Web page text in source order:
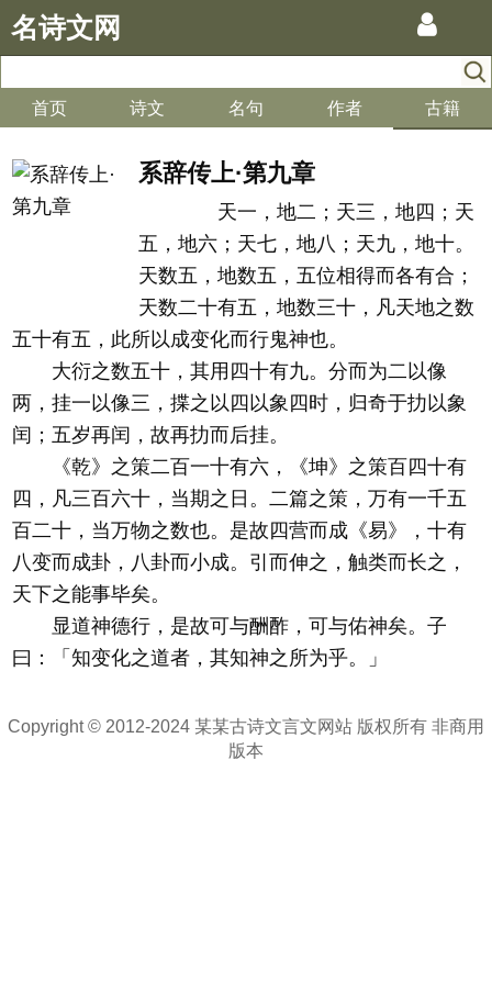
名诗文网
首页 诗文 名句 作者 古籍
系辞传上·第九章
天一，地二；天三，地四；天
五，地六；天七，地八；天九，地十。
天数五，地数五，五位相得而各有合；
天数二十有五，地数三十，凡天地之数
五十有五，此所以成变化而行鬼神也。
大衍之数五十，其用四十有九。分而为二以像
两，挂一以像三，揲之以四以象四时，归奇于扐以象
闰；五岁再闰，故再扐而后挂。
《乾》之策二百一十有六，《坤》之策百四十有
四，凡三百六十，当期之日。二篇之策，万有一千五
百二十，当万物之数也。是故四营而成《易》，十有
八变而成卦，八卦而小成。引而伸之，触类而长之，
天下之能事毕矣。
显道神德行，是故可与酬酢，可与佑神矣。子
曰：「知变化之道者，其知神之所为乎。」
Copyright © 2012-2024 某某古诗文言文网站 版权所有 非商用
版本